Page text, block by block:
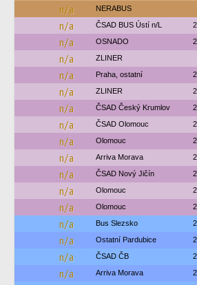
n/a NERABUS
n/a ČSAD BUS Ústí n/L
n/a OSNADO
n/a ZLINER
n/a Praha, ostatní
n/a ZLINER
n/a ČSAD Český Krumlov
n/a ČSAD Olomouc
n/a Olomouc
n/a Arriva Morava
n/a ČSAD Nový Jičín
n/a Olomouc
n/a Olomouc
n/a Bus Slezsko
n/a Ostatní Pardubice
n/a ČSAD ČB
n/a Arriva Morava